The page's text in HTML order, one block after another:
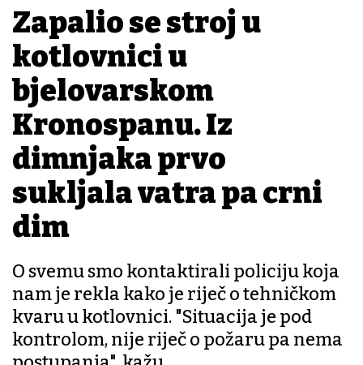
Zapalio se stroj u
kotlovnici u
bjelovarskom
Kronospanu. Iz
dimnjaka prvo
sukljala vatra pa crni
dim
O svemu smo kontaktirali policiju koja
nam je rekla kako je riječ o tehničkom
kvaru u kotlovnici. "Situacija je pod
kontrolom, nije riječ o požaru pa nema